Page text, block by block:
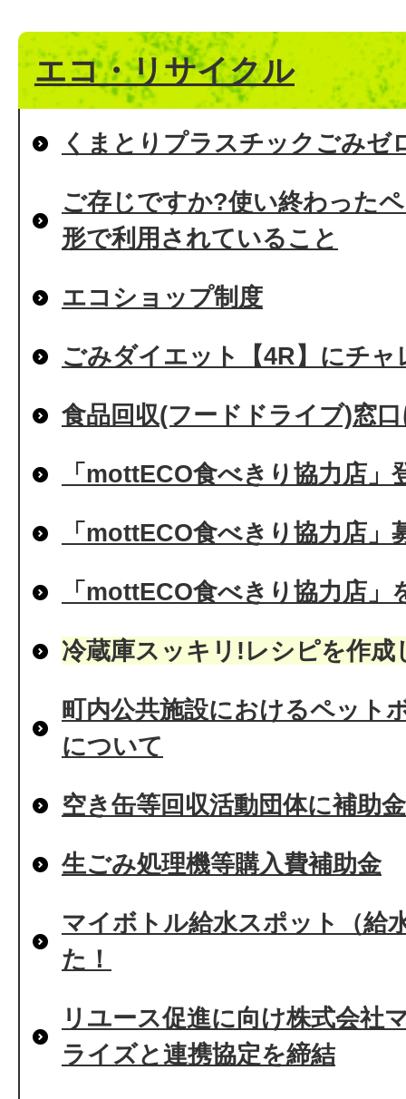
エコ・リサイクル
くまとりプラスチックごみゼ
ご存じですか?使い終わった
形で利用されていること
エコショップ制度
ごみダイエット【4R】にチャ
食品回収(フードドライブ)窓
「mottECO食べきり協力店」
「mottECO食べきり協力店」
「mottECO食べきり協力店
冷蔵庫スッキリ!レシピを作成
町内公共施設におけるペット
について
空き缶等回収活動団体に補助
生ごみ処理機等購入費補助金
マイボトル給水スポット（給
た！
リユース促進に向け株式会社
ライズと連携協定を締結